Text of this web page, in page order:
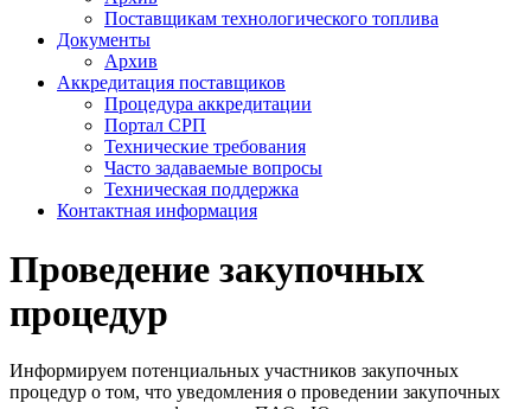
Поставщикам технологического топлива
Документы
Архив
Аккредитация поставщиков
Процедура аккредитации
Портал СРП
Технические требования
Часто задаваемые вопросы
Техническая поддержка
Контактная информация
Проведение закупочных
процедур
Информируем потенциальных участников закупочных
процедур о том, что уведомления о проведении закупочных